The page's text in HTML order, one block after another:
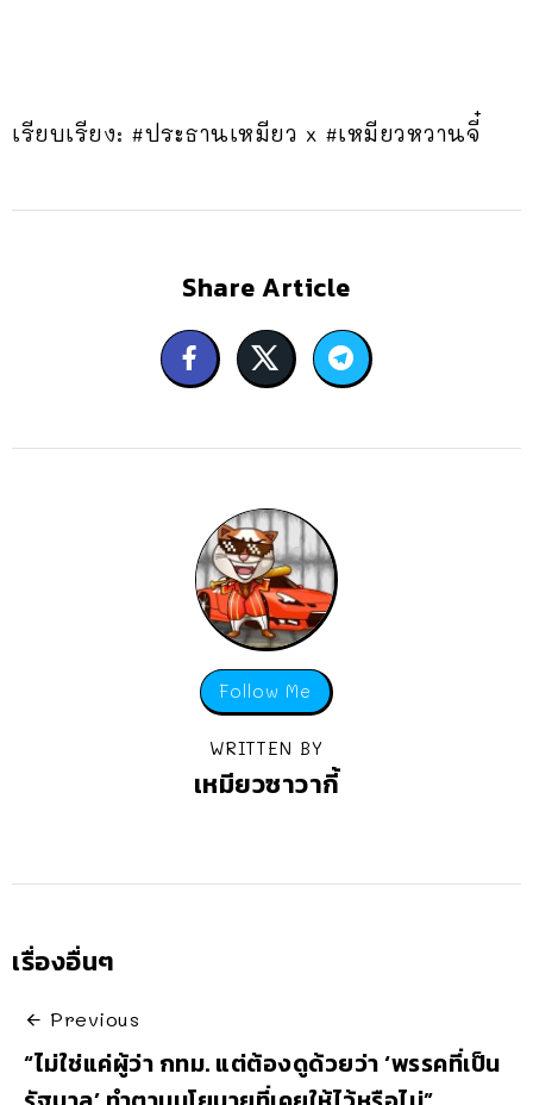
เรียบเรียง: #ประธานเหมียว x #เหมียวหวานจี๋
Share Article
Follow Me
WRITTEN BY
เหมียวซาวากี้
เรื่องอื่นๆ
Previous
“ไม่ใช่แค่ผู้ว่า กทม. แต่ต้องดูด้วยว่า ‘พรรคที่เป็น